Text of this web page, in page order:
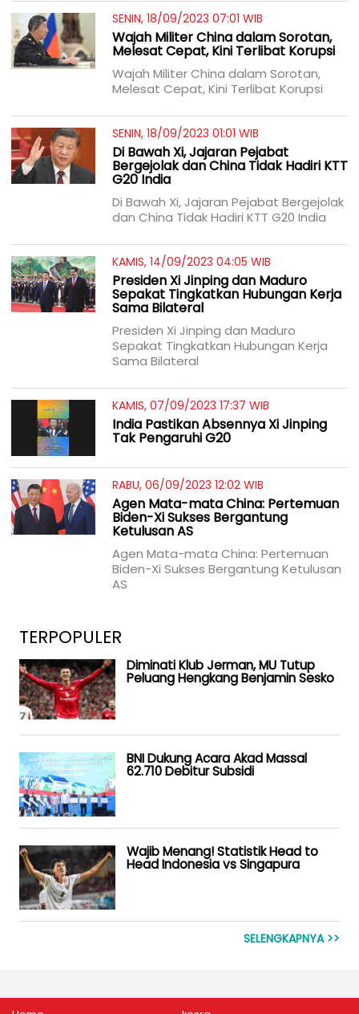
SENIN, 18/09/2023 07:01 WIB
Wajah Militer China dalam Sorotan,
Melesat Cepat, Kini Terlibat Korupsi
Wajah Militer China dalam Sorotan,
Melesat Cepat, Kini Terlibat Korupsi
SENIN, 18/09/2023 01:01 WIB
Di Bawah Xi, Jajaran Pejabat
Bergejolak dan China Tidak Hadiri KTT
G20 India
Di Bawah Xi, Jajaran Pejabat Bergejolak
dan China Tidak Hadiri KTT G20 India
KAMIS, 14/09/2023 04:05 WIB
Presiden Xi Jinping dan Maduro
Sepakat Tingkatkan Hubungan Kerja
Sama Bilateral
Presiden Xi Jinping dan Maduro
Sepakat Tingkatkan Hubungan Kerja
Sama Bilateral
KAMIS, 07/09/2023 17:37 WIB
India Pastikan Absennya Xi Jinping
Tak Pengaruhi G20
RABU, 06/09/2023 12:02 WIB
Agen Mata-mata China: Pertemuan
Biden-Xi Sukses Bergantung
Ketulusan AS
Agen Mata-mata China: Pertemuan
Biden-Xi Sukses Bergantung Ketulusan
AS
TERPOPULER
Diminati Klub Jerman, MU Tutup
Peluang Hengkang Benjamin Sesko
BNI Dukung Acara Akad Massal
62.710 Debitur Subsidi
Wajib Menang! Statistik Head to
Head Indonesia vs Singapura
SELENGKAPNYA >>